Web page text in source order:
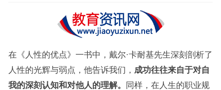
在《人性的优点》一书中，戴尔·卡耐基先生深刻剖析了
人性的光辉与弱点，他告诉我们， 成功往往来自于对自
我的深刻认知和对他人的理解。
同样，在人生的职业规